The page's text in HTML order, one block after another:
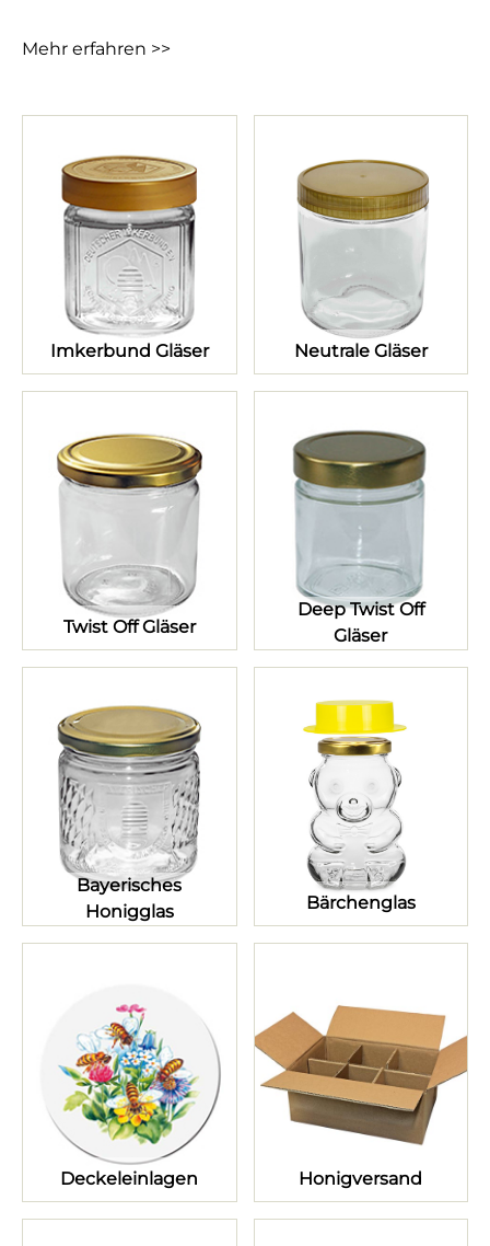
Mehr erfahren >>
Imkerbund Gläser Neutrale Gläser
Twist Off Gläser
Deep Twist Off
Gläser
Bayerisches
Honigglas
Bärchenglas
Deckeleinlagen Honigversand